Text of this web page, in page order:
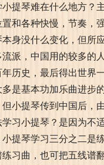
小提琴难在什么地方？
和各种快慢，节奏，
身没什么变化，但所
派，中国用的较多的
历史，最后得出世界
是基本功加乐曲进步
小提琴传到中国后，
习小提琴？是因为不
提琴学习三分之二是
习曲，也可把五线谱